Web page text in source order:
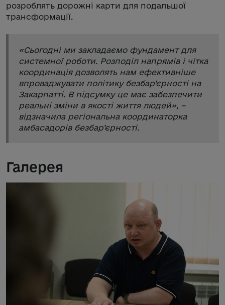
розроблять дорожні карти для подальшої
трансформації.
«Сьогодні ми закладаємо фундамент для
системної роботи. Розподіл напрямів і чітка
координація дозволять нам ефективніше
впроваджувати політику безбар’єрності на
Закарпатті. В підсумку це має забезпечити
реальні зміни в якості життя людей», –
відзначила регіональна координаторка
амбасадорів безбар’єрності.
Галерея